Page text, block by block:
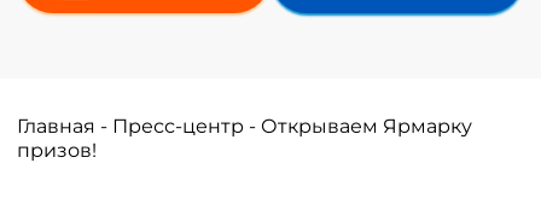
Главная - Пресс-центр - Открываем Ярмарку
призов!